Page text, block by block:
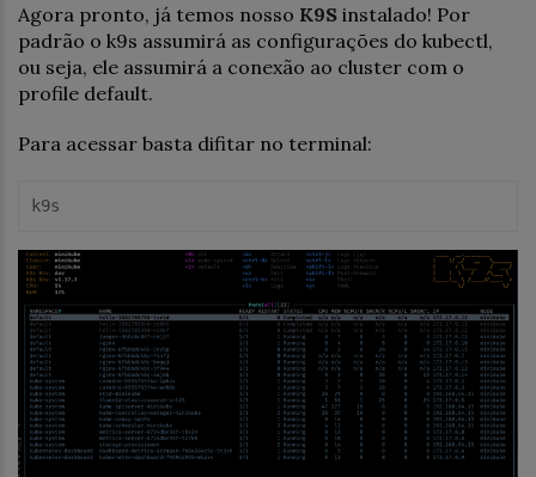
Agora pronto, já temos nosso K9S instalado! Por
padrão o k9s assumirá as configurações do kubectl,
ou seja, ele assumirá a conexão ao cluster com o
profile default.
Para acessar basta difitar no terminal: